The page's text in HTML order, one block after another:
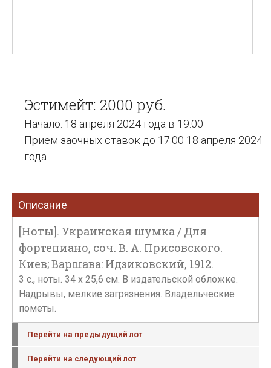
Эстимейт: 2000 руб.
Начало: 18 апреля 2024 года в 19:00
Прием заочных ставок до 17:00 18 апреля 2024
года
Описание
[Ноты]. Украинская шумка / Для
фортепиано, соч. В. А. Присовского.
Киев; Варшава: Идзиковский, 1912.
3 с., ноты. 34 х 25,6 см. В издательской обложке.
Надрывы, мелкие загрязнения. Владельческие
пометы.
Перейти на предыдущий лот
Перейти на следующий лот